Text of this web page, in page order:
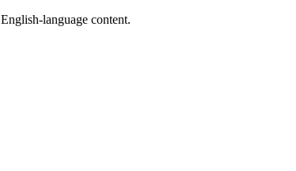
language content.